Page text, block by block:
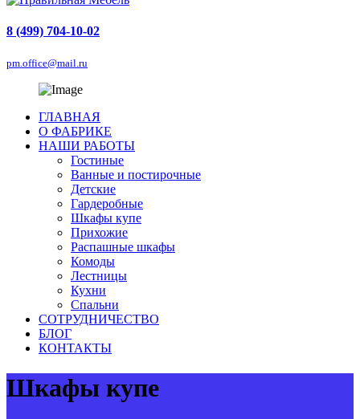
8 (499) 704-10-02
pm.office@mail.ru
ГЛАВНАЯ
О ФАБРИКЕ
НАШИ РАБОТЫ
Гостиные
Ванные и постирочные
Детские
Гардеробные
Шкафы купе
Прихожие
Распашные шкафы
Комоды
Лестницы
Кухни
Спальни
СОТРУДНИЧЕСТВО
БЛОГ
КОНТАКТЫ
Шкафы купе